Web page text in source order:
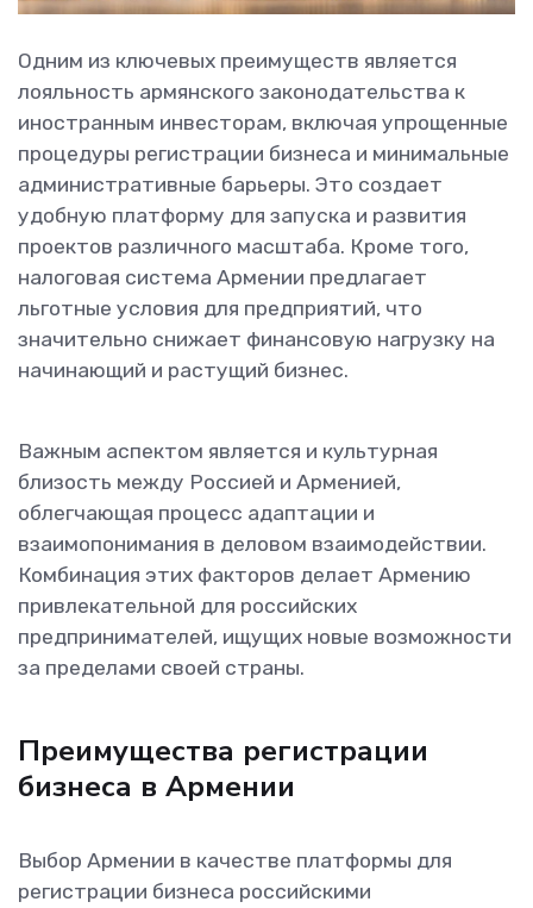
Одним из ключевых преимуществ является
лояльность армянского законодательства к
иностранным инвесторам, включая упрощенные
процедуры регистрации бизнеса и минимальные
административные барьеры. Это создает
удобную платформу для запуска и развития
проектов различного масштаба. Кроме того,
налоговая система Армении предлагает
льготные условия для предприятий, что
значительно снижает финансовую нагрузку на
начинающий и растущий бизнес.
Важным аспектом является и культурная
близость между Россией и Арменией,
облегчающая процесс адаптации и
взаимопонимания в деловом взаимодействии.
Комбинация этих факторов делает Армению
привлекательной для российских
предпринимателей, ищущих новые возможности
за пределами своей страны.
Преимущества регистрации
бизнеса в Армении
Выбор Армении в качестве платформы для
регистрации бизнеса российскими